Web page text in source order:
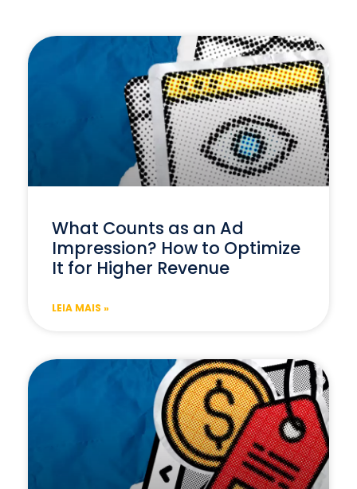
What Counts as an Ad
Impression? How to Optimize
It for Higher Revenue
LEIA MAIS »